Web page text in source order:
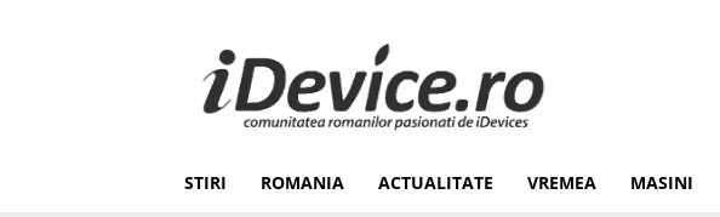
Stiri
de
Ultima
Ora
Romania,
STIRI ROMANIA ACTUALITATE VREMEA MASINI